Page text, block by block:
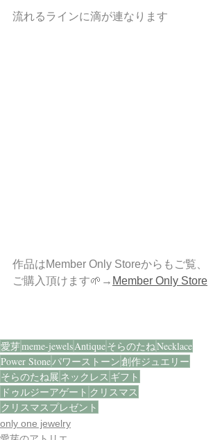
流れるラインに滴が連なります
作品はMember Only Storeからもご覧、
ご購入頂けます🌱→ Member Only Store
愛芽meme-jewelsAntiqueそらのたねNecklace
Power Stoneパワーストーン創作ジュエリー
そらのたね展 ネックレス ギフト
ドゥルジーアゲート クリスマス
クリスマスプレゼント
only one jewelry